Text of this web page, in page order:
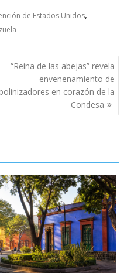
de Estados Unidos,
“Reina de las abejas” revela
envenenamiento de
polinizadores en corazón de la
Condesa